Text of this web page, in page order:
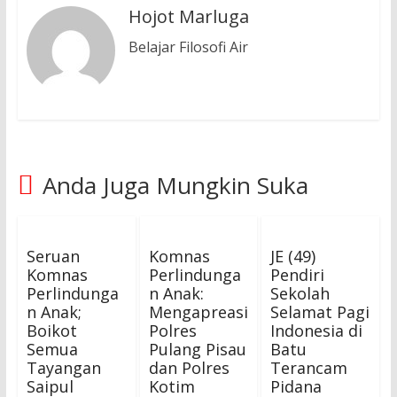
Hojot Marluga
Belajar Filosofi Air
Anda Juga Mungkin Suka
Seruan
Komnas
Perlindunga
n Anak;
Boikot
Semua
Tayangan
Saipul
Komnas
Perlindunga
n Anak:
Mengapreasi
Polres
Pulang Pisau
dan Polres
Kotim
JE (49)
Pendiri
Sekolah
Selamat Pagi
Indonesia di
Batu
Terancam
Pidana